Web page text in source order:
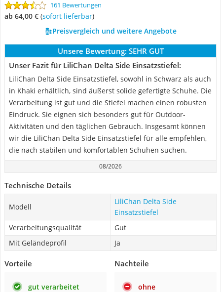
161 Bewertungen
ab 64,00 € ( Sofort lieferbar)
Preisvergleich und weitere Angebote
Unsere Bewertung: SEHR GUT
Unser Fazit für LiliChan Delta Side Einsatzstiefel:
LiliChan Delta Side Einsatzstiefel, sowohl in Schwarz als auch
in Khaki erhältlich, sind äußerst solide gefertigte Schuhe. Die
Verarbeitung ist gut und die Stiefel machen einen robusten
Eindruck. Sie eignen sich besonders gut für Outdoor-
Aktivitäten und den täglichen Gebrauch. Insgesamt können
wir die LiliChan Delta Side Einsatzstiefel für alle empfehlen,
die nach stabilen und komfortablen Schuhen suchen.
08/2026
Technische Details
Modell
LiliChan Delta Side
Einsatzstiefel
Verarbeitungsqualität
Gut
Mit Geländeprofil
Ja
Vorteile
gut verarbeitet
Nachteile
ohne